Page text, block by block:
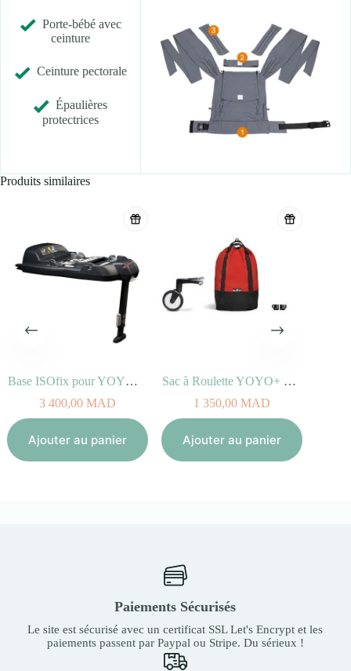
Porte-bébé avec
ceinture
Ceinture pectorale
Épaulières
protectrices
Produits similaires
Base ISOfix pour YOYO car seat by BeSafe®
Sac à Roulette YOYO+ Bag Rouge
1 350,00
Ajouter au panier
2 250,00
Ajouter au panier
Paiements Sécurisés
Le site est sécurisé avec un certificat SSL Let's Encrypt et les
paiements passent par Paypal ou Stripe. Du sérieux !